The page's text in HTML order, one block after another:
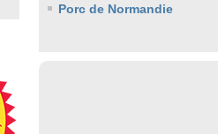
Porc de Normandie